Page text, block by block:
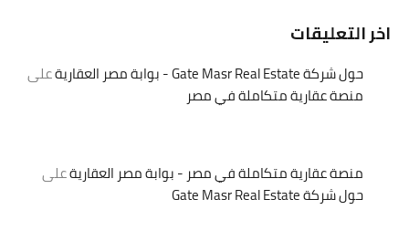
اخر التعليقات
حول شركة Gate Masr Real Estate - بوابة مصر العقارية
على
منصة عقارية متكاملة في مصر
منصة عقارية متكاملة في مصر - بوابة مصر العقاريةعلى
حول شركة Gate Masr Real Estate